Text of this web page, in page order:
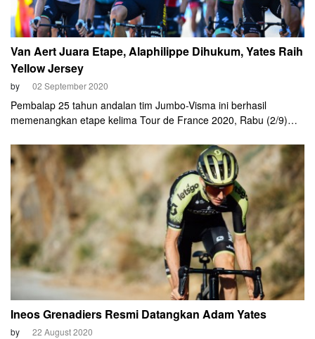
Van Aert Juara Etape, Alaphilippe Dihukum, Yates Raih
Yellow Jersey
by 02 September 2020
Pembalap 25 tahun andalan tim Jumbo-Visma ini berhasil
memenangkan etape kelima Tour de France 2020, Rabu (2/9)
Ineos Grenadiers Resmi Datangkan Adam Yates
by 22 August 2020